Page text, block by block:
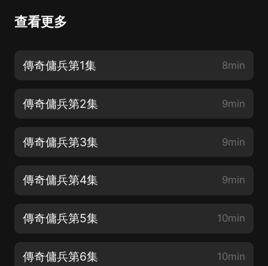
查看更多
傳奇傭兵第1集 8min
傳奇傭兵第2集 9min
傳奇傭兵第3集 9min
傳奇傭兵第4集 9min
傳奇傭兵第5集 10min
傳奇傭兵第6集 10min